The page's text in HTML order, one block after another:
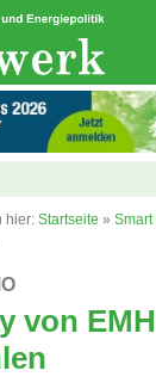
hier: Startseite » Smart
von EMH